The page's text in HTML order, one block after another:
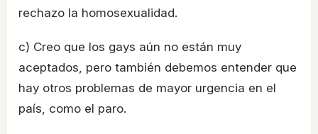
rechazo la homosexualidad.
c) Creo que los gays aún no están muy
aceptados, pero también debemos entender que
hay otros problemas de mayor urgencia en el
país, como el paro.